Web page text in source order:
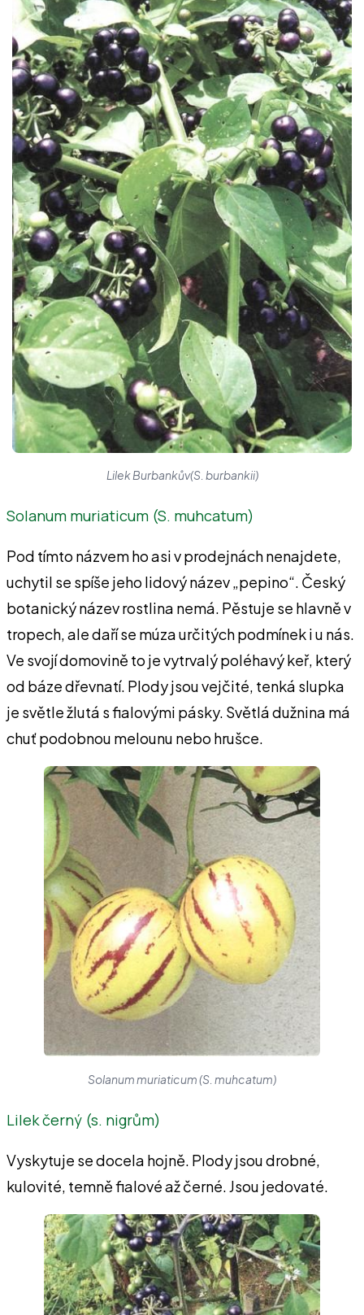
Lilek Burbankův(S. burbankii)
Solanum muriaticum (S. muhcatum)
Pod tímto názvem ho asi v prodejnách nenajdete,
uchytil se spíše jeho lidový název „pepino“. Český
botanický název rostlina nemá. Pěstuje se hlavně v
tropech, ale daří se múza určitých podmínek i u nás.
Ve svojí domovině to je vytrvalý poléhavý keř, který
od báze dřevnatí. Plody jsou vejčité, tenká slupka
je světle žlutá s fialovými pásky. Světlá dužnina má
chuť podobnou melounu nebo hrušce.
Solanum muriaticum (S. muhcatum)
Lilek černý (s. nigrům)
Vyskytuje se docela hojně. Plody jsou drobné,
kulovité, temně fialové až černé. Jsou jedovaté.